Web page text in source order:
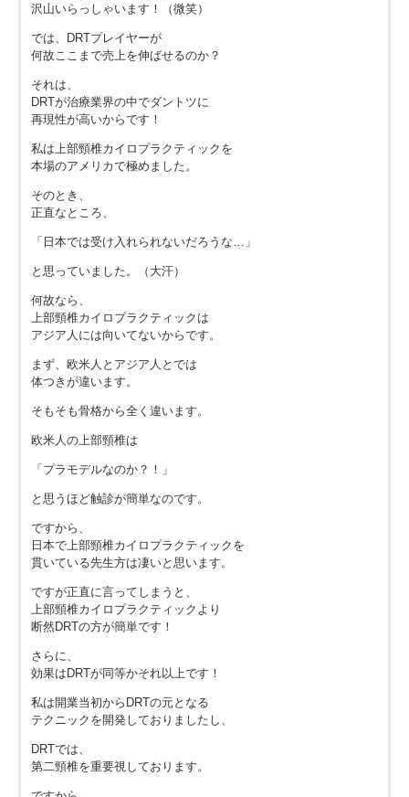
沢山いらっしゃいます！（微笑）
では、DRTプレイヤーが
何故ここまで売上を伸ばせるのか？
それは、
DRTが治療業界の中でダントツに
再現性が高いからです！
私は上部頸椎カイロプラクティックを
本場のアメリカで極めました。
そのとき、
正直なところ、
「日本では受け入れられないだろうな…」
と思っていました。（大汗）
何故なら、
上部頸椎カイロプラクティックは
アジア人には向いてないからです。
まず、欧米人とアジア人とでは
体つきが違います。
そもそも骨格から全く違います。
欧米人の上部頸椎は
「プラモデルなのか？！」
と思うほど触診が簡単なのです。
ですから、
日本で上部頸椎カイロプラクティックを
貫いている先生方は凄いと思います。
ですが正直に言ってしまうと、
上部頸椎カイロプラクティックより
断然DRTの方が簡単です！
さらに、
効果はDRTが同等かそれ以上です！
私は開業当初からDRTの元となる
テクニックを開発しておりましたし、
DRTでは、
第二頸椎を重要視しております。